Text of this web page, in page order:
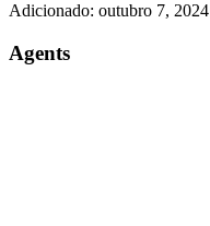
Adicionado: outubro 7, 2024
Agents